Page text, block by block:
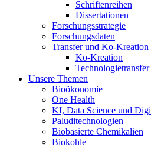
Schriftenreihen
Dissertationen
Forschungsstrategie
Forschungsdaten
Transfer und Ko-Kreation
Ko-Kreation
Technologietransfer
Unsere Themen
Bioökonomie
One Health
KI, Data Science und
Paluditechnologien
Biobasierte Chemikalien
Biokohle